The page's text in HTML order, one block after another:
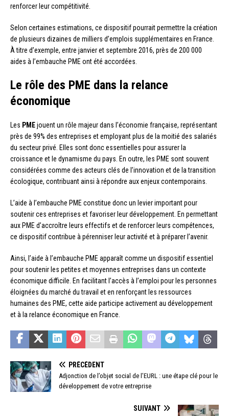
renforcer leur compétitivité.
Selon certaines estimations, ce dispositif pourrait permettre la création
de plusieurs dizaines de milliers d’emplois supplémentaires en France.
À titre d’exemple, entre janvier et septembre 2016, près de 200 000
aides à l’embauche PME ont été accordées.
Le rôle des PME dans la relance
économique
Les PMEjouent un rôle majeur dans l’économie française, représentant
près de 99% des entreprises et employant plus de la moitié des salariés
du secteur privé. Elles sont donc essentielles pour assurer la
croissance et le dynamisme du pays. En outre, les PME sont souvent
considérées comme des acteurs clés de l’innovation et de la transition
écologique, contribuant ainsi à répondre aux enjeux contemporains.
L’aide à l’embauche PME constitue donc un levier important pour
soutenir ces entreprises et favoriser leur développement. En permettant
aux PME d’accroître leurs effectifs et de renforcer leurs compétences,
ce dispositif contribue à pérenniser leur activité et à préparer l’avenir.
Ainsi, l’aide à l’embauche PME apparaît comme un dispositif essentiel
pour soutenir les petites et moyennes entreprises dans un contexte
économique difficile. En facilitant l’accès à l’emploi pour les personnes
éloignées du marché du travail et en renforçant les ressources
humaines des PME, cette aide participe activement au développement
et à la relance économique en France.
PRÉCÉDENT
Adjonction de l’objet social de l’EURL : une étape clé pour le
développement de votre entreprise
SUIVANT